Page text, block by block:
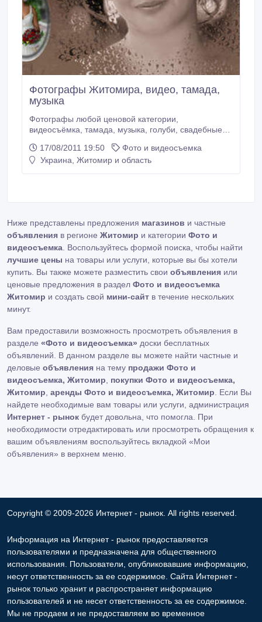
Фотографы Житомира, видео, тамада,
музыка
Фотографы любой ценовой категории,
видеосъёмка, тамада, музыка, голуби, свадебные
fotovideo.ucoz.ua.
17/08/2011 19:50
Фото и видеосъемка
Украина, Житомир и область
Ниже представлены предложения магазинов и частные
объявления в регионе Житомир и категории Фото и
видеосъемка . Воспользуйтесь формой поиска, чтобы найти
лучшие цены на товары или услуги, которые вы бы хотели
купить. Вы также можете разместить свои объявления или
ценовые предложения в раздел Фото и видеосъемка
Житомир и создать свой мини-сайт в течение нескольких
минут.
Вам предоставили возможность просмотреть объявления в
разделе «Фото и видеосъемка» доски бесплатных
объявлений. В данном разделе вы можете найти частные и
деловые объявления на тему продажи Фото и
видеосъемка, Житомир
покупки Фото и видеосъемка,
Житомир аренды Фото и видеосъемка, Житомир . Если Вы
найдете необходимые вам товары или услуги, администрация
Интернет - рынок будет довольна, что помогла. При
необходимости отредактировать или просмотреть обращения к
вашим объявлениям воспользуйтесь вкладкой «Мои
объявления» в верхнем меню.
Copyright © 2009-2026 Интернет - рынок. All rights reserved.
Информация на Интернет - рынок предоставляется
пользователями и предназначена для общественного
использования. Пользователи, опубликовавшие информацию,
несут ответственность за ее содержимое. Сайта Интернет -
рынок только хранит и распространяет информацию
пользователей и не несет ответственность за ее содержимое.
Мы не продаем и не предоставляем во временное